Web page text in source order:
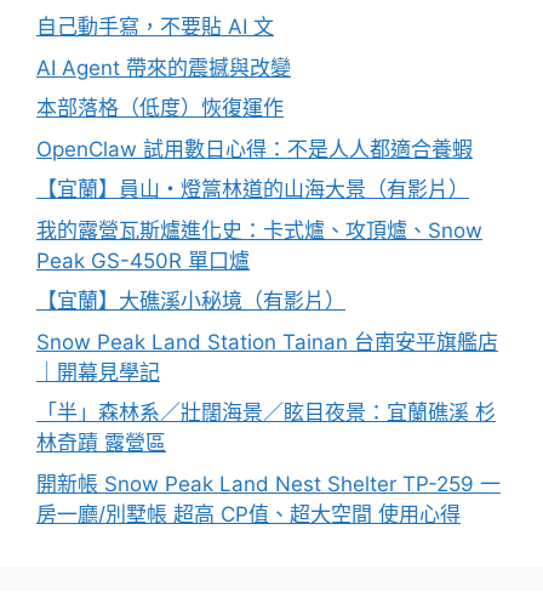
自己動手寫，不要貼 AI 文
AI Agent 帶來的震撼與改變
本部落格（低度）恢復運作
OpenClaw 試用數日心得：不是人人都適合養蝦
【宜蘭】員山・燈篙林道的山海大景（有影片）
我的露營瓦斯爐進化史：卡式爐、攻頂爐、Snow
Peak GS-450R 單口爐
【宜蘭】大礁溪小秘境（有影片）
Snow Peak Land Station Tainan 台南安平旗艦店
｜開幕見學記
「半」森林系／壯闊海景／眩目夜景：宜蘭礁溪 杉
林奇蹟 露營區
開新帳 Snow Peak Land Nest Shelter TP-259 一
房一廳/別墅帳 超高 CP值、超大空間 使用心得